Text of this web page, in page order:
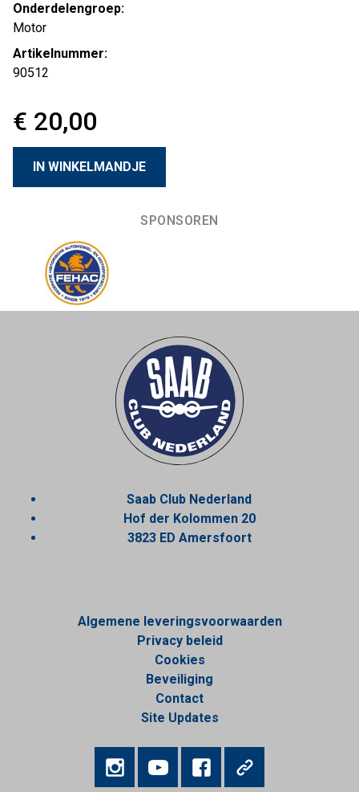
Onderdelengroep:
Motor
Artikelnummer:
90512
€ 20,00
SPONSOREN
Saab Club Nederland
Hof der Kolommen 20
3823 ED Amersfoort
Algemene leveringsvoorwaarden
Privacy beleid
Cookies
Beveiliging
Contact
Site Updates